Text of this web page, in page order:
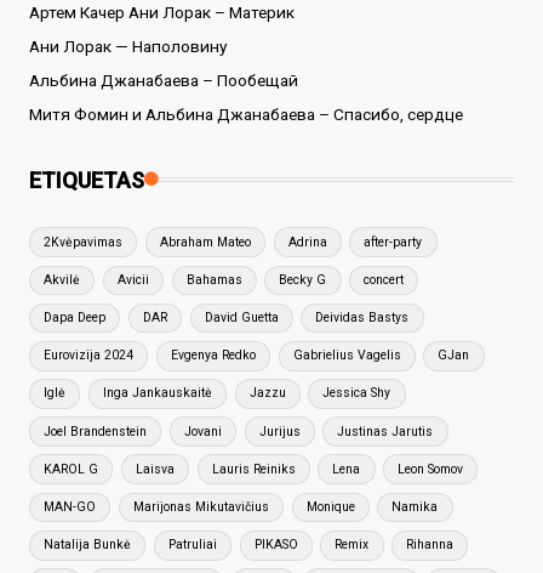
Артем Качер Ани Лорак – Материк
Ани Лорак — Наполовину
Альбина Джанабаева – Пообещай
Митя Фомин и Альбина Джанабаева – Спасибо, сердце
ETIQUETAS
2Kvėpavimas Abraham Mateo Adrina after-party
Akvilė Avicii Bahamas Becky G concert
Dapa Deep DAR David Guetta Deividas Bastys
Eurovizija 2024 Evgenya Redko Gabrielius Vagelis GJan
Iglė Inga Jankauskaitė Jazzu Jessica Shy
Joel Brandenstein Jovani Jurijus Justinas Jarutis
KAROL G Laisva Lauris Reiniks Lena Leon Somov
MAN-GO Marijonas Mikutavičius Monique Namika
Natalija Bunkė Patruliai PIKASO Remix Rihanna